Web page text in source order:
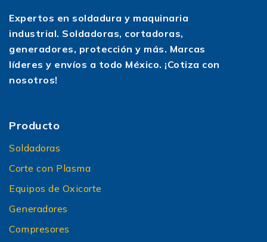
Expertos en soldadura y maquinaria
industrial. Soldadoras, cortadoras,
generadores, protección y más. Marcas
líderes y envíos a todo México. ¡Cotiza con
nosotros!
Producto
Soldadoras
Corte con Plasma
Equipos de Oxicorte
Generadores
Compresores